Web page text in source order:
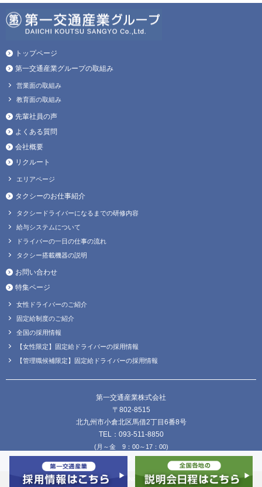
トップページ
第一交通産業グループの取組み
営業面の取組み
教育面の取組み
先輩社員の声
よくある質問
会社概要
リクルート
エリアページ
タクシーのお仕事紹介
タクシードライバーになるまでの研修内容
給与システムについて
ドライバーの一日の仕事の流れ
タクシー搭載機器の説明
お問い合わせ
特集ページ
女性ドライバーのご紹介
固定給制度のご紹介
全国の採用情報
【女性限定】固定給ドライバーの採用情報
【管理職候補限定】固定給ドライバーの採用情報
第一交通産業株式会社
〒802-8515
北九州市小倉北区馬借2丁目6番8号
TEL：093-511-8850
(月～金 9：00～17：00)
FAX：093-511-8838
Copyright © DAIICHI KOUTSU SANGYO Co.,Ltd. all Rights Reserved.